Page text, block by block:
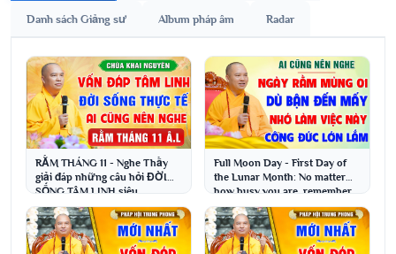
Danh sách Giảng sư Album pháp âm Radar
RẰM THÁNG 11 - Nghe Thầy
giải đáp những câu hỏi ĐỜI
SỐNG TÂM LINH siêu
hay│Thầy Thích Đạo Thịnh
Full Moon Day - First Day of
the Lunar Month: No matter
how busy you are, remember
to do this; it...